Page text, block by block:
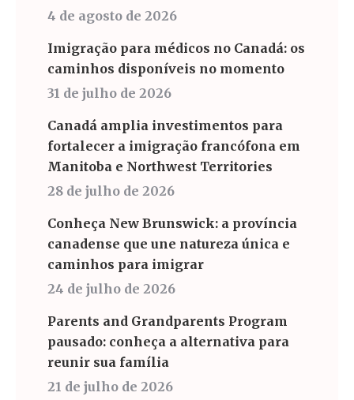
4 de agosto de 2026
Imigração para médicos no Canadá: os
caminhos disponíveis no momento
31 de julho de 2026
Canadá amplia investimentos para
fortalecer a imigração francófona em
Manitoba e Northwest Territories
28 de julho de 2026
Conheça New Brunswick: a província
canadense que une natureza única e
caminhos para imigrar
24 de julho de 2026
Parents and Grandparents Program
pausado: conheça a alternativa para
reunir sua família
21 de julho de 2026